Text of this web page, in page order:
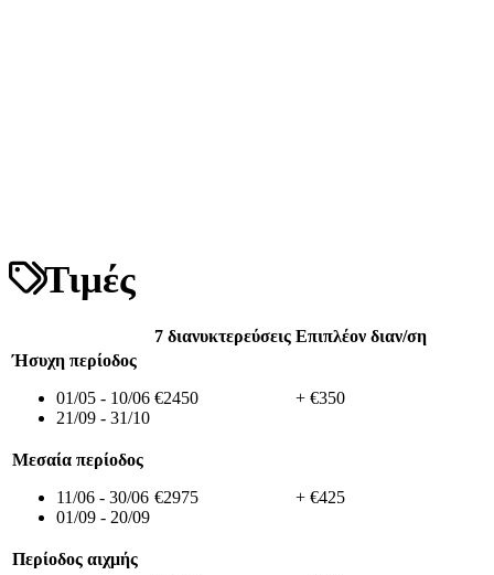
Τιμές
7 διανυκτερεύσεις Επιπλέον διαν/ση
Ήσυχη περίοδος
01/05 - 10/06
21/09 - 31/10
€2450 + €350
Μεσαία περίοδος
11/06 - 30/06
01/09 - 20/09
€2975 + €425
Περίοδος αιχμής